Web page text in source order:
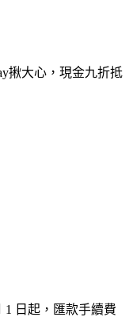
1 日起，匯款手續費